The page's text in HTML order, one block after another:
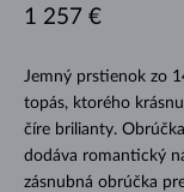
Jemný prstienok zo
topás, ktorého
číre brilianty.
dodáva romantický
zásnubná obrúčka
1 257 €